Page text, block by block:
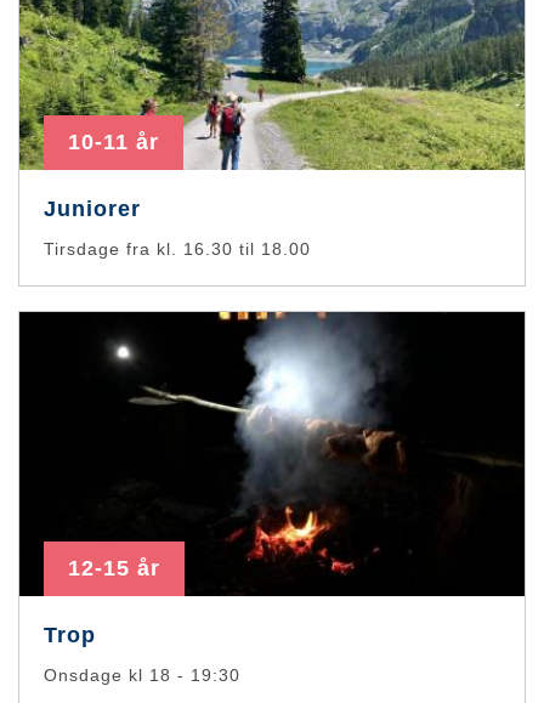
10-11 år
Juniorer
Tirsdage fra kl. 16.30 til 18.00
12-15 år
Trop
Onsdage kl 18 - 19:30